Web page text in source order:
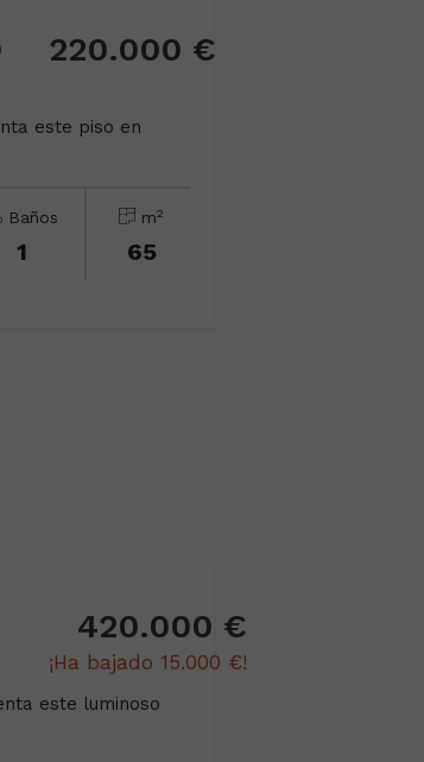
220.000 €
este piso en
Baños
1
m2
65
420.000 €
¡Ha bajado 15.000 €!
este luminoso